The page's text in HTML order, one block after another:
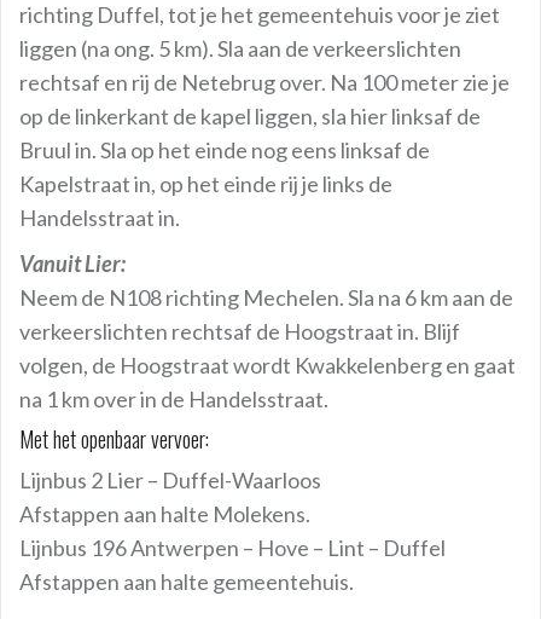
richting Duffel, tot je het gemeentehuis voor je ziet
liggen (na ong. 5 km). Sla aan de verkeerslichten
rechtsaf en rij de Netebrug over. Na 100 meter zie je
op de linkerkant de kapel liggen, sla hier linksaf de
Bruul in. Sla op het einde nog eens linksaf de
Kapelstraat in, op het einde rij je links de
Handelsstraat in.
Vanuit Lier:
Neem de N108 richting Mechelen. Sla na 6 km aan de
verkeerslichten rechtsaf de Hoogstraat in. Blijf
volgen, de Hoogstraat wordt Kwakkelenberg en gaat
na 1 km over in de Handelsstraat.
Met het openbaar vervoer:
Lijnbus 2 Lier – Duffel-Waarloos
Afstappen aan halte Molekens.
Lijnbus 196 Antwerpen – Hove – Lint – Duffel
Afstappen aan halte gemeentehuis.